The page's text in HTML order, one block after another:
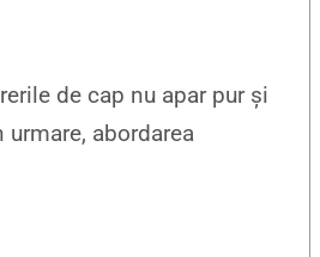
de cap nu apar pur și
abordarea